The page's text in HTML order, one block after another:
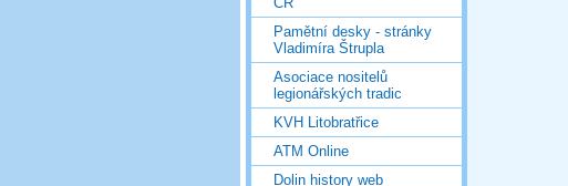
Pamětní desky - stránky
Vladimíra Štrupla
Asociace nositelů
legionářských tradic
KVH Litobratřice
ATM Online
Dolin history web